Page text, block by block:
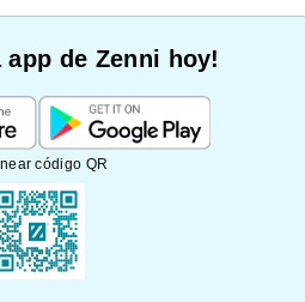
app de Zenni hoy!
código QR